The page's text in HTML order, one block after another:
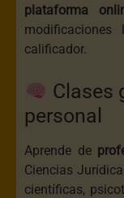
plataforma
calificador.
Clases
personal
Aprende de
Ciencias
científicas,